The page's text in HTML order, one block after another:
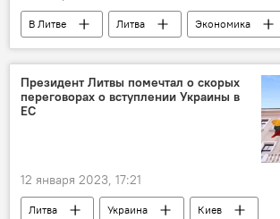
В Литве Литва
Экономика
экономика
банкротство бизнес
Президент Литвы помечтал о скорых
переговорах о вступлении Украины в
ЕС
12 января 2023, 17:21
Литва Украина
Киев